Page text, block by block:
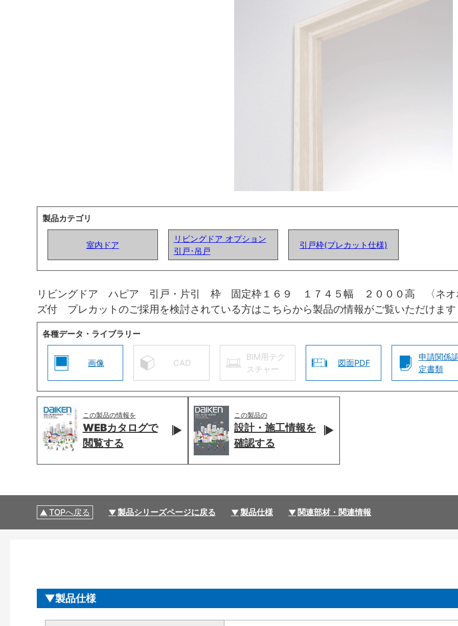
製品カテゴリ
室内ドア
リビングドア オプション
引戸･吊戸
引戸枠(プレカット仕様)
リビングドア ハピア 引戸・片引 枠 固定枠１６９ １７４５幅 ２０００高 〈ネ
ズ付 プレカットのご採用を検討されている方はこちらから製品の情報がご覧いただけます
各種データ・ライブラリー
画像 CAD
BIM用テク
スチャー
図面PDF
申請関係
定書類
この製品の情報を
WEBカタログで
閲覧する
この製品の
設計・施工情報を
確認する
TOPへ戻る 製品シリーズページに戻る 製品仕様 関連部材・関連情報
製品仕様